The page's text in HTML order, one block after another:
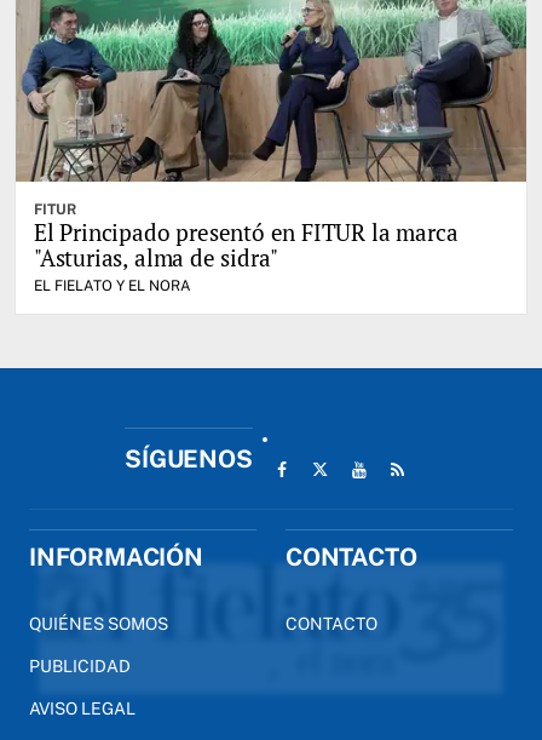
FITUR
El Principado presentó en FITUR la marca
"Asturias, alma de sidra"
EL FIELATO Y EL NORA
SÍGUENOS
INFORMACIÓN
QUIÉNES SOMOS
PUBLICIDAD
AVISO LEGAL
CONTACTO
CONTACTO